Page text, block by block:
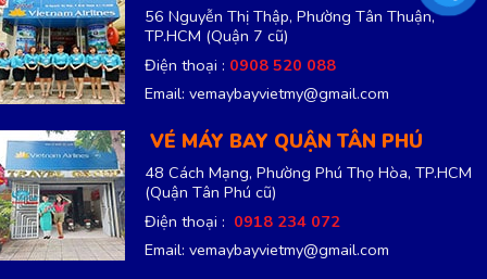
56 Nguyễn Thị Thập, Phường Tân Thuận,
TP.HCM (Quận 7 cũ)
Điện thoại : 0908 520 088
Email: vemaybayvietmy@gmail.com
VÉ MÁY BAY QUẬN TÂN PHÚ
48 Cách Mạng, Phường Phú Thọ Hòa, TP.HCM
(Quận Tân Phú cũ)
Điện thoại : 0918 234 072
Email: vemaybayvietmy@gmail.com